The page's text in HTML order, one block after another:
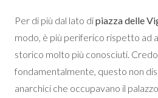
Per di più dal lato dipiazza delle
modo, è più periferico rispetto ad
storico molto più conosciuti. Credo
fondamentalmente, questo non
anarchici che occupavano il